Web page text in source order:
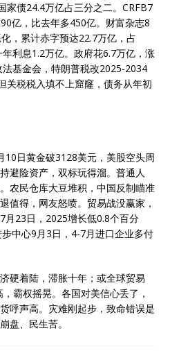
家债24.4万亿占三分之二。CRFB7
亿，比去年多450亿。财富杂志8
，累计赤字预达22.7万亿，占
利息1.2万亿。政府花6.7万亿，涨
基金会，特朗普税改2025-2034
关税税入填不上窟窿，债务从年初
10日黄金破3128美元，美股空头周
避险资产，双标玩得溜。普通人
农民仓库大豆堆积，中国反制瞄准
值得，网友怒喷。贸易战没赢家，
月23日，2025增长低0.8个百分
中心9月3日，4-7月进口企业多付
硬着陆，滞胀十年；或全球贸易
霸权摇晃。各国对美信心丢了，
呼声高。灾难刚起步，致命错误是
盘、民生苦。